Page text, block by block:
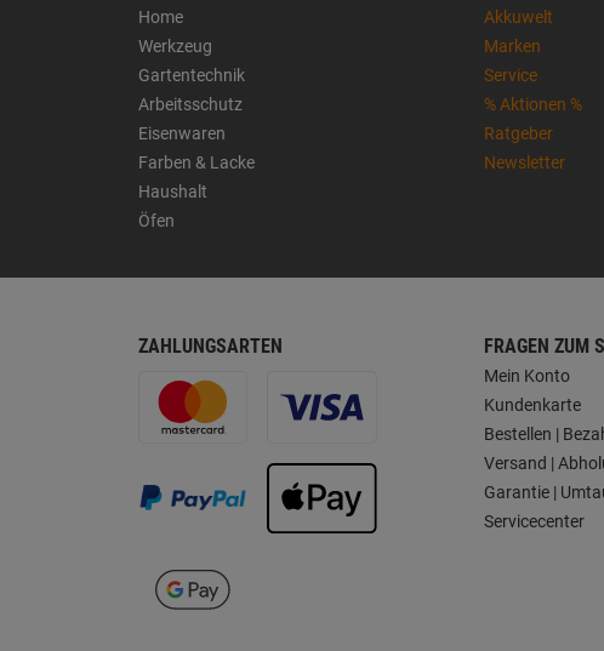
Home
Werkzeug
Gartentechnik
Arbeitsschutz
Eisenwaren
Farben & Lacke
Haushalt
Öfen
Akkuwelt
Marken
Service
% Aktionen %
Ratgeber
Newsletter
ZAHLUNGSARTEN FRAGEN ZUM
Mein Konto
Kundenkarte
Bestellen |
Versand |
Garantie |
Servicecenter